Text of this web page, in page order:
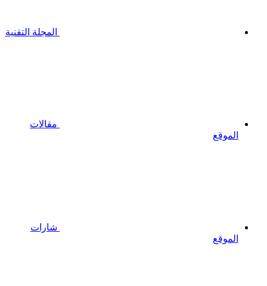
المجلة التقنية
مقالات
الموقع
شارات
الموقع